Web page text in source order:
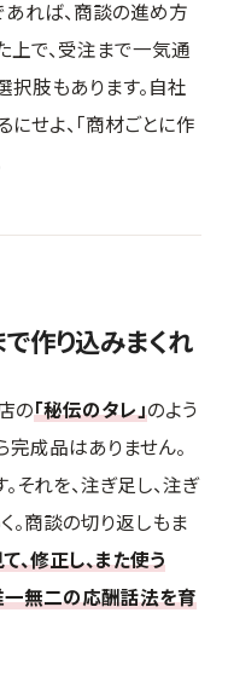
れば、商談の進め方
上で、受注まで一気通
択肢もあります。自社
せよ、「商材ごとに作
で作り込みまくれ
の「秘伝のタレ」のよう
完成品はありません。
それを、注ぎ足し、注ぎ
。商談の切り返しもま
、修正し、また使う
無二の応酬話法を育